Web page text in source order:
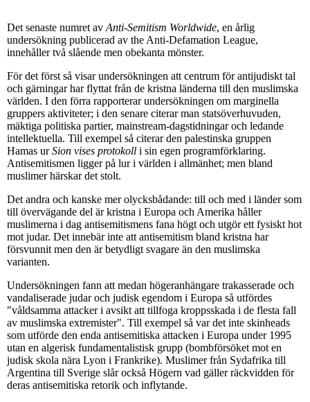
Det senaste numret av Anti-Semitism Worldwide, en årlig
undersökning publicerad av the Anti-Defamation League,
innehåller två slående men obekanta mönster.
För det först så visar undersökningen att centrum för antijudiskt tal
och gärningar har flyttat från de kristna länderna till den muslimska
världen. I den förra rapporterar undersökningen om marginella
gruppers aktiviteter; i den senare citerar man statsöverhuvuden,
mäktiga politiska partier, mainstream-dagstidningar och ledande
intellektuella. Till exempel så citerar den palestinska gruppen
Hamas urSion vises protokoll i sin egen programförklaring.
Antisemitismen ligger på lur i världen i allmänhet; men bland
muslimer härskar det stolt.
Det andra och kanske mer olycksbådande: till och med i länder som
till övervägande del är kristna i Europa och Amerika håller
muslimerna i dag antisemitismens fana högt och utgör ett fysiskt hot
mot judar. Det innebär inte att antisemitism bland kristna har
försvunnit men den är betydligt svagare än den muslimska
varianten.
Undersökningen fann att medan högeranhängare trakasserade och
vandaliserade judar och judisk egendom i Europa så utfördes
"våldsamma attacker i avsikt att tillfoga kroppsskada i de flesta fall
av muslimska extremister". Till exempel så var det inte skinheads
som utförde den enda antisemitiska attacken i Europa under 1995
utan en algerisk fundamentalistisk grupp (bombförsöket mot en
judisk skola nära Lyon i Frankrike). Muslimer från Sydafrika till
Argentina till Sverige slår också Högern vad gäller räckvidden för
deras antisemitiska retorik och inflytande.